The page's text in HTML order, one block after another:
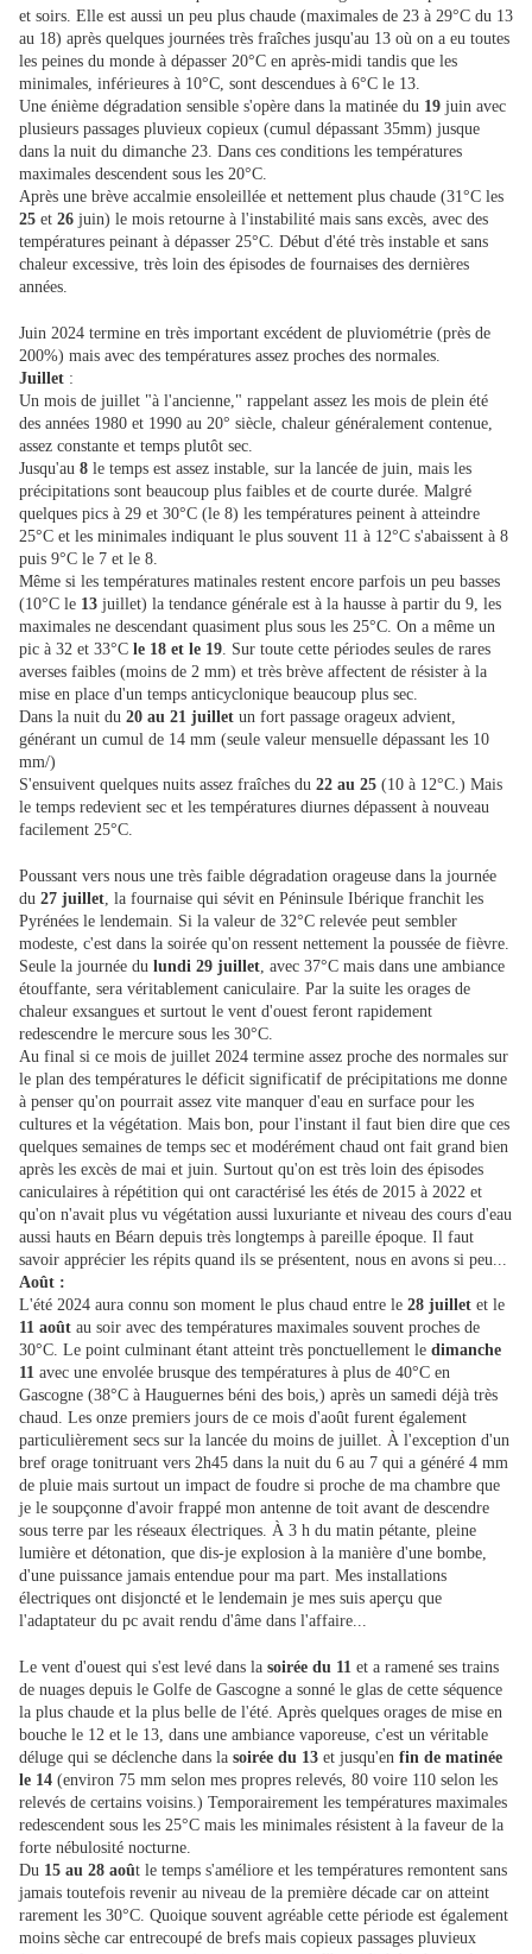
et soirs. Elle est aussi un peu plus chaude (maximales de 23 à 29°C du 13
au 18) après quelques journées très fraîches jusqu'au 13 où on a eu toutes
les peines du monde à dépasser 20°C en après-midi tandis que les
minimales, inférieures à 10°C, sont descendues à 6°C le 13.
Une énième dégradation sensible s'opère dans la matinée du 19 juin avec
plusieurs passages pluvieux copieux (cumul dépassant 35mm) jusque
dans la nuit du dimanche 23. Dans ces conditions les températures
maximales descendent sous les 20°C.
Après une brève accalmie ensoleillée et nettement plus chaude (31°C les
25 et 26 juin) le mois retourne à l'instabilité mais sans excès, avec des
températures peinant à dépasser 25°C. Début d'été très instable et sans
chaleur excessive, très loin des épisodes de fournaises des dernières
années.
Juin 2024 termine en très important excédent de pluviométrie (près de
200%) mais avec des températures assez proches des normales.
Juillet :
Un mois de juillet "à l'ancienne," rappelant assez les mois de plein été
des années 1980 et 1990 au 20° siècle, chaleur généralement contenue,
assez constante et temps plutôt sec.
Jusqu'au 8 le temps est assez instable, sur la lancée de juin, mais les
précipitations sont beaucoup plus faibles et de courte durée. Malgré
quelques pics à 29 et 30°C (le 8) les températures peinent à atteindre
25°C et les minimales indiquant le plus souvent 11 à 12°C s'abaissent à 8
puis 9°C le 7 et le 8.
Même si les températures matinales restent encore parfois un peu basses
(10°C le 13 juillet) la tendance générale est à la hausse à partir du 9, les
maximales ne descendant quasiment plus sous les 25°C. On a même un
pic à 32 et 33°C le 18 et le 19. Sur toute cette périodes seules de rares
averses faibles (moins de 2 mm) et très brève affectent de résister à la
mise en place d'un temps anticyclonique beaucoup plus sec.
Dans la nuit du 20 au 21 juillet un fort passage orageux advient,
générant un cumul de 14 mm (seule valeur mensuelle dépassant les 10
mm/)
S'ensuivent quelques nuits assez fraîches du 22 au 25 (10 à 12°C.) Mais
le temps redevient sec et les températures diurnes dépassent à nouveau
facilement 25°C.
Poussant vers nous une très faible dégradation orageuse dans la journée
du 27 juillet, la fournaise qui sévit en Péninsule Ibérique franchit les
Pyrénées le lendemain. Si la valeur de 32°C relevée peut sembler
modeste, c'est dans la soirée qu'on ressent nettement la poussée de fièvre.
Seule la journée du lundi 29 juillet, avec 37°C mais dans une ambiance
étouffante, sera véritablement caniculaire. Par la suite les orages de
chaleur exsangues et surtout le vent d'ouest feront rapidement
redescendre le mercure sous les 30°C.
Au final si ce mois de juillet 2024 termine assez proche des normales sur
le plan des températures le déficit significatif de précipitations me donne
à penser qu'on pourrait assez vite manquer d'eau en surface pour les
cultures et la végétation. Mais bon, pour l'instant il faut bien dire que ces
quelques semaines de temps sec et modérément chaud ont fait grand bien
après les excès de mai et juin. Surtout qu'on est très loin des épisodes
caniculaires à répétition qui ont caractérisé les étés de 2015 à 2022 et
qu'on n'avait plus vu végétation aussi luxuriante et niveau des cours d'eau
aussi hauts en Béarn depuis très longtemps à pareille époque. Il faut
savoir apprécier les répits quand ils se présentent, nous en avons si peu...
Août :
L'été 2024 aura connu son moment le plus chaud entre le 28 juillet et le
11 août au soir avec des températures maximales souvent proches de
30°C. Le point culminant étant atteint très ponctuellement le dimanche
11 avec une envolée brusque des températures à plus de 40°C en
Gascogne (38°C à Hauguernes béni des bois,) après un samedi déjà très
chaud. Les onze premiers jours de ce mois d'août furent également
particulièrement secs sur la lancée du moins de juillet. À l'exception d'un
bref orage tonitruant vers 2h45 dans la nuit du 6 au 7 qui a généré 4 mm
de pluie mais surtout un impact de foudre si proche de ma chambre que
je le soupçonne d'avoir frappé mon antenne de toit avant de descendre
sous terre par les réseaux électriques. À 3 h du matin pétante, pleine
lumière et détonation, que dis-je explosion à la manière d'une bombe,
d'une puissance jamais entendue pour ma part. Mes installations
électriques ont disjoncté et le lendemain je mes suis aperçu que
l'adaptateur du pc avait rendu d'âme dans l'affaire...
Le vent d'ouest qui s'est levé dans la soirée du 11 et a ramené ses trains
de nuages depuis le Golfe de Gascogne a sonné le glas de cette séquence
la plus chaude et la plus belle de l'été. Après quelques orages de mise en
bouche le 12 et le 13, dans une ambiance vaporeuse, c'est un véritable
déluge qui se déclenche dans la soirée du 13 et jusqu'en fin de matinée
le 14 (environ 75 mm selon mes propres relevés, 80 voire 110 selon les
relevés de certains voisins.) Temporairement les températures maximales
redescendent sous les 25°C mais les minimales résistent à la faveur de la
forte nébulosité nocturne.
Du 15 au 28 août le temps s'améliore et les températures remontent sans
jamais toutefois revenir au niveau de la première décade car on atteint
rarement les 30°C. Quoique souvent agréable cette période est également
moins sèche car entrecoupé de brefs mais copieux passages pluvieux